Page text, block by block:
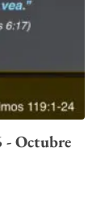
- Octubre